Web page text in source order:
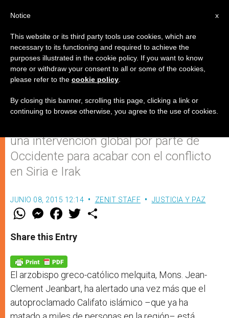
Arzobispo de Alepo: 'Poner fin a
estas monstruosidades'
una intervención global por parte de
Occidente para acabar con el conflicto
en Siria e Irak
JUNIO 08, 2015 12:14 ZENIT STAFF JUSTICIA Y PAZ
W
t
s
p
p
M
e
s
e
g
e
r
F
a
e
b
o
k
w
Share this Entry
El arzobispo greco-católico melquita, Mons. Jean-
Clement Jeanbart, ha alertado una vez más que el
autoproclamado Califato islámico –que ya ha
x
Notice
This website or its third party tools use cookies, which are
necessary to its functioning and required to achieve the
purposes illustrated in the cookie policy. If you want to know
more or withdraw your consent to all or some of the cookies,
please refer to the cookie policy
By closing this banner, scrolling this page, clicking a link or
continuing to browse otherwise, you agree to the use of cookies.